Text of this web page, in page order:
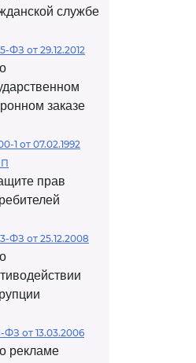
службе
ФЗ от 29.12.2012
заказе
1 от 07.02.1992
прав
ФЗ от 25.12.2008
ФЗ от 13.03.2006
рекламе